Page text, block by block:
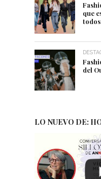
que
del
LO NUEVO DE: